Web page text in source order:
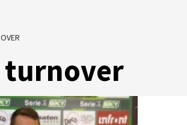
turnover